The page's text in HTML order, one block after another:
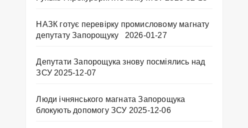
НАЗК готує перевірку промисловому магнату
депутату Запорощуку
2026-01-27
Депутати Запорощука знову посміялись над
ЗСУ 2025-12-07
Люди ічнянського магната Запорощука
блокують допомогу ЗСУ 2025-12-06